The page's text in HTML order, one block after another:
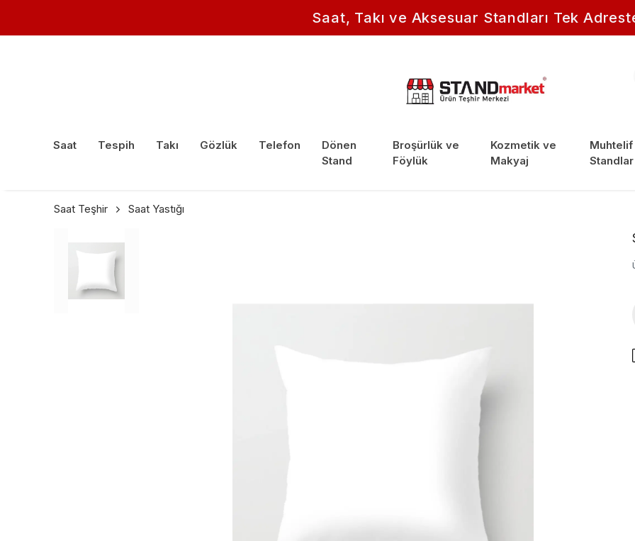
Saat, Takı ve Aksesuar Standları Tek
Saat Tespih Takı Gözlük Telefon
Dönen
Stand
Broşürlük ve
Föylük
Kozmetik ve
Makyaj
Muhtelif
Standlar
Saat Teşhir Saat Yastığı